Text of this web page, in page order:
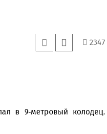
2347
в 9-метровый колодец.